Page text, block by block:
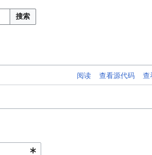
搜索
阅读 查看源代码 查